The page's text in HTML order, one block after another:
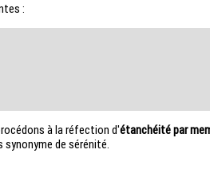
:
à la réfection d'étanchéité par
de sérénité.